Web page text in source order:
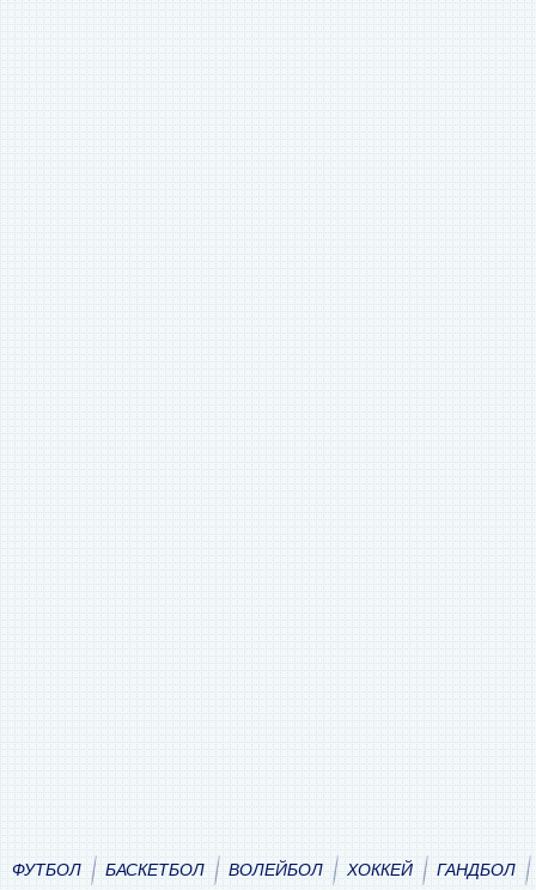
ФУТБОЛ БАСКЕТБОЛ ВОЛЕЙБОЛ ХОККЕЙ ГАНДБОЛ